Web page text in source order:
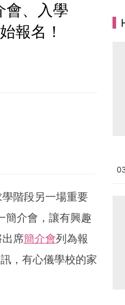
會、入學
報名！
階段另一場重要
簡介會，讓有興趣
席簡介會列為報
，有心儀學校的家